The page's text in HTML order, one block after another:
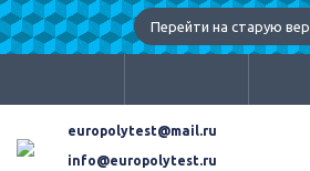
Перейти на старую
europolytest@mail.ru
info@europolytest.ru